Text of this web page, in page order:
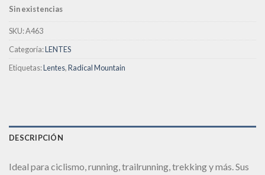
Sin existencias
SKU:A463
Categoría:LENTES
Etiquetas:Lentes,Radical Mountain
DESCRIPCIÓN
Ideal para ciclismo, running, trailrunning, trekking y más. Sus